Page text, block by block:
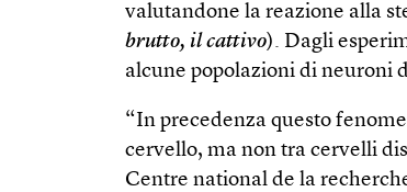
valutandone la reazione alla
brutto, il cattivo). Dagli
alcune popolazioni di neuroni
“In precedenza questo
cervello, ma non tra cervelli
Centre national de la